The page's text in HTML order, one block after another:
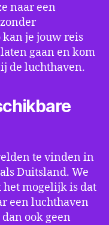
naar een
je jouw reis
gaan en kom
de luchthaven.
te vinden in
Duitsland. We
het mogelijk is dat
een luchthaven
ook geen